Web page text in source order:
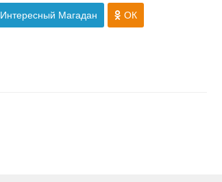
Интересный Магадан ОК